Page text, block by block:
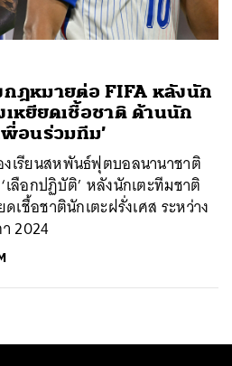
กฎหมายต่อ FIFA หลังนัก
เหยียดเชื้อชาติ ด้านนัก
พื่อนร่วมทีม’
เรียนสหพันธ์ฟุตบอลนานาชาติ
เลือกปฏิบัติ’ หลังนักเตะทีมชาติ
เชื้อชาตินักเตะฝรั่งเศส ระหว่าง
2024
LINE EMAIL